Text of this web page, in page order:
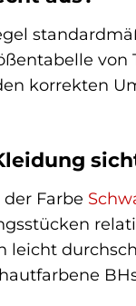
korrekten
Farbe
leicht